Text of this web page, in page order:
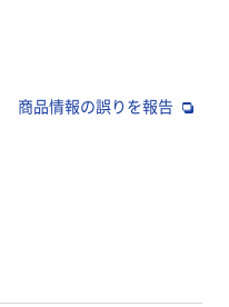
商品情報の誤りを報告